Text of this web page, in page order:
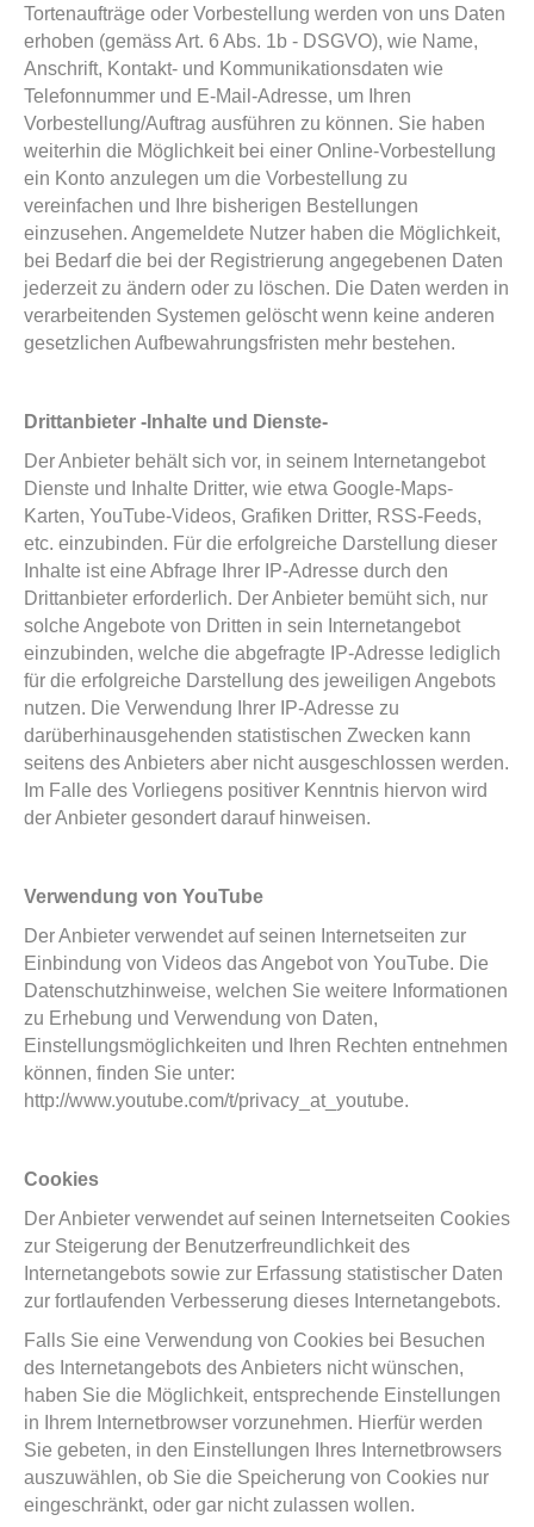
Tortenaufträge oder Vorbestellung werden von uns Daten
erhoben (gemäss Art. 6 Abs. 1b - DSGVO), wie Name,
Anschrift, Kontakt- und Kommunikationsdaten wie
Telefonnummer und E-Mail-Adresse, um Ihren
Vorbestellung/Auftrag ausführen zu können. Sie haben
weiterhin die Möglichkeit bei einer Online-Vorbestellung
ein Konto anzulegen um die Vorbestellung zu
vereinfachen und Ihre bisherigen Bestellungen
einzusehen. Angemeldete Nutzer haben die Möglichkeit,
bei Bedarf die bei der Registrierung angegebenen Daten
jederzeit zu ändern oder zu löschen. Die Daten werden in
verarbeitenden Systemen gelöscht wenn keine anderen
gesetzlichen Aufbewahrungsfristen mehr bestehen.
Drittanbieter -Inhalte und Dienste-
Der Anbieter behält sich vor, in seinem Internetangebot
Dienste und Inhalte Dritter, wie etwa Google-Maps-
Karten, YouTube-Videos, Grafiken Dritter, RSS-Feeds,
etc. einzubinden. Für die erfolgreiche Darstellung dieser
Inhalte ist eine Abfrage Ihrer IP-Adresse durch den
Drittanbieter erforderlich. Der Anbieter bemüht sich, nur
solche Angebote von Dritten in sein Internetangebot
einzubinden, welche die abgefragte IP-Adresse lediglich
für die erfolgreiche Darstellung des jeweiligen Angebots
nutzen. Die Verwendung Ihrer IP-Adresse zu
darüberhinausgehenden statistischen Zwecken kann
seitens des Anbieters aber nicht ausgeschlossen werden.
Im Falle des Vorliegens positiver Kenntnis hiervon wird
der Anbieter gesondert darauf hinweisen.
Verwendung von YouTube
Der Anbieter verwendet auf seinen Internetseiten zur
Einbindung von Videos das Angebot von YouTube. Die
Datenschutzhinweise, welchen Sie weitere Informationen
zu Erhebung und Verwendung von Daten,
Einstellungsmöglichkeiten und Ihren Rechten entnehmen
können, finden Sie unter:
http://www.youtube.com/t/privacy_at_youtube.
Cookies
Der Anbieter verwendet auf seinen Internetseiten Cookies
zur Steigerung der Benutzerfreundlichkeit des
Internetangebots sowie zur Erfassung statistischer Daten
zur fortlaufenden Verbesserung dieses Internetangebots.
Falls Sie eine Verwendung von Cookies bei Besuchen
des Internetangebots des Anbieters nicht wünschen,
haben Sie die Möglichkeit, entsprechende Einstellungen
in Ihrem Internetbrowser vorzunehmen. Hierfür werden
Sie gebeten, in den Einstellungen Ihres Internetbrowsers
auszuwählen, ob Sie die Speicherung von Cookies nur
eingeschränkt, oder gar nicht zulassen wollen.